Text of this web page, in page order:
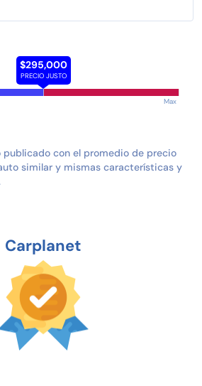
$295,000
PRECIO JUSTO
Max
publicado con el promedio de precio
similar y mismas características y
Carplanet